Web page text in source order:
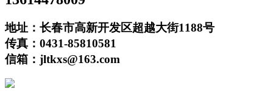
地址：长春市高新开发区超越大街1188号
传真：0431-85810581
信箱：jltkxs@163.com